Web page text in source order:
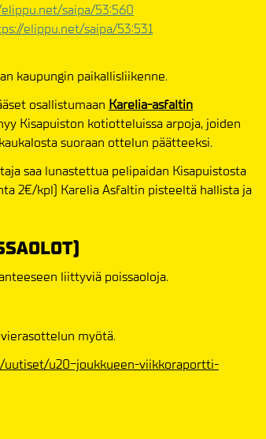
saipa/53:560
elippu.net/saipa/53:531
kaupungin paikallisliikenne.
osallistumaan Karelia-asfaltin
Kisapuiston kotiotteluissa arpoja, joiden
suoraan ottelun päätteeksi.
saa lunastettua pelipaidan Kisapuistosta
2€/kpl) Karelia Asfaltin pisteeltä hallista ja
liittyviä poissaoloja.
myötä.
uutiset/u20-joukkueen-viikkoraportti-